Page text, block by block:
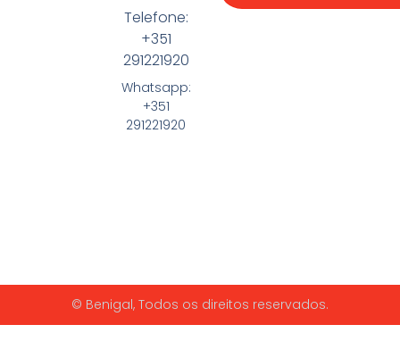
Telefone:
+351
291221920
Whatsapp:
+351
291221920
© Benigal, Todos os direitos reservados.